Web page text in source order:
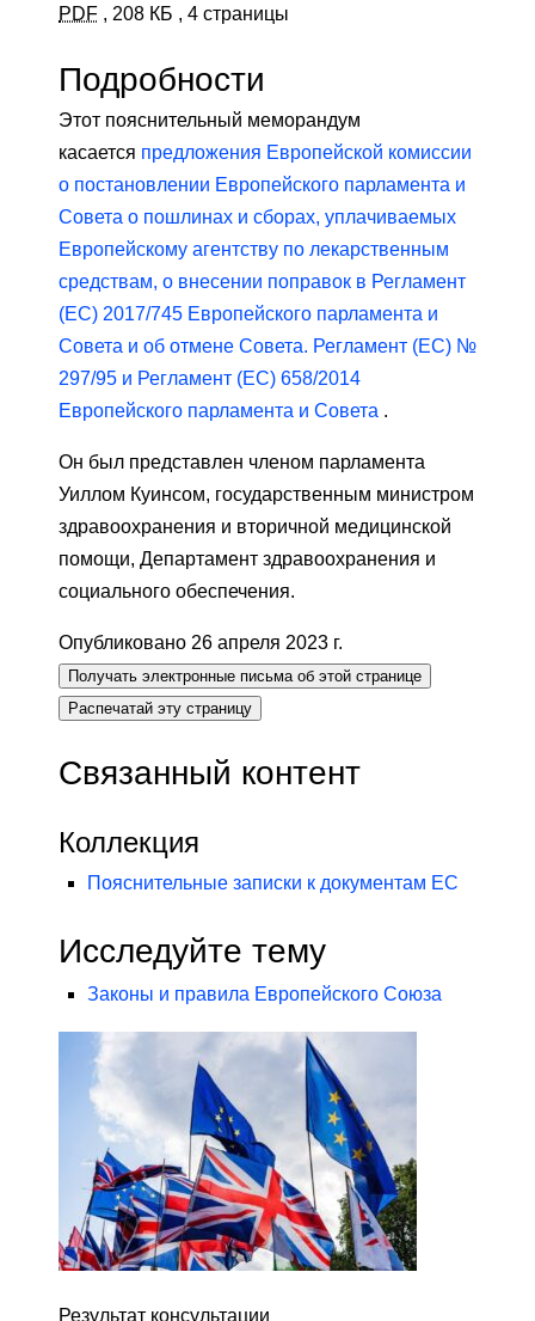
PDF , 208 КБ , 4 страницы
Подробности
Этот пояснительный меморандум
касается предложения Европейской комиссии
о постановлении Европейского парламента и
Совета о пошлинах и сборах, уплачиваемых
Европейскому агентству по лекарственным
средствам, о внесении поправок в Регламент
(ЕС) 2017/745 Европейского парламента и
Совета и об отмене Совета. Регламент (ЕС) №
297/95 и Регламент (ЕС) 658/2014
Европейского парламента и Совета .
Он был представлен членом парламента
Уиллом Куинсом, государственным министром
здравоохранения и вторичной медицинской
помощи, Департамент здравоохранения и
социального обеспечения.
Опубликовано 26 апреля 2023 г.
Получать электронные письма об этой странице
Распечатай эту страницу
Связанный контент
Коллекция
Пояснительные записки к документам ЕС
Исследуйте тему
Законы и правила Европейского Союза
Результат консультации